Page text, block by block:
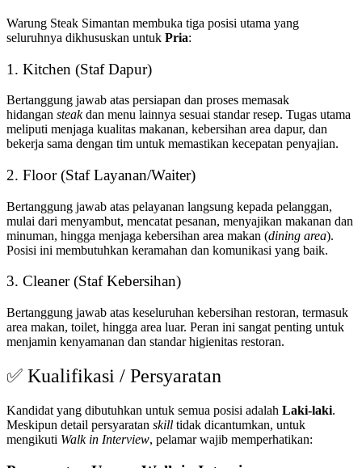
Warung Steak Simantan membuka tiga posisi utama yang
seluruhnya dikhususkan untuk Pria:
1. Kitchen (Staf Dapur)
Bertanggung jawab atas persiapan dan proses memasak
hidangan steakdan menu lainnya sesuai standar resep. Tugas utama
meliputi menjaga kualitas makanan, kebersihan area dapur, dan
bekerja sama dengan tim untuk memastikan kecepatan penyajian.
2. Floor (Staf Layanan/Waiter)
Bertanggung jawab atas pelayanan langsung kepada pelanggan,
mulai dari menyambut, mencatat pesanan, menyajikan makanan dan
minuman, hingga menjaga kebersihan area makan (dining area).
Posisi ini membutuhkan keramahan dan komunikasi yang baik.
3. Cleaner (Staf Kebersihan)
Bertanggung jawab atas keseluruhan kebersihan restoran, termasuk
area makan, toilet, hingga area luar. Peran ini sangat penting untuk
menjamin kenyamanan dan standar higienitas restoran.
✅ Kualifikasi / Persyaratan
Kandidat yang dibutuhkan untuk semua posisi adalah Laki-laki.
Meskipun detail persyaratan skill tidak dicantumkan, untuk
mengikuti Walk in Interview, pelamar wajib memperhatikan: